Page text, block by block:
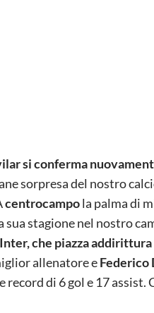
si conferma
sorpresa del nostro
centrocampola palma di
sua stagione nel nostro
che piazza
allenatore eFederico
di 6 gol e 17